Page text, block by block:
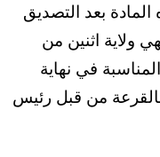
2 و 3 و 4 من هذه المادة بعد التصديق
ولاية اثنين من
في نهاية
من قبل رئيس